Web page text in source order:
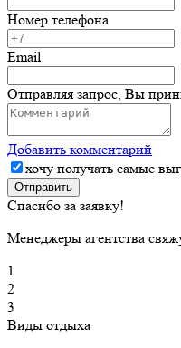
Номер телефона
Email
Отправляя запрос, Вы
Добавить комментарий
хочу получать самые
Отправить
Спасибо за заявку!
Менеджеры агентства
1
2
3
Виды отдыха